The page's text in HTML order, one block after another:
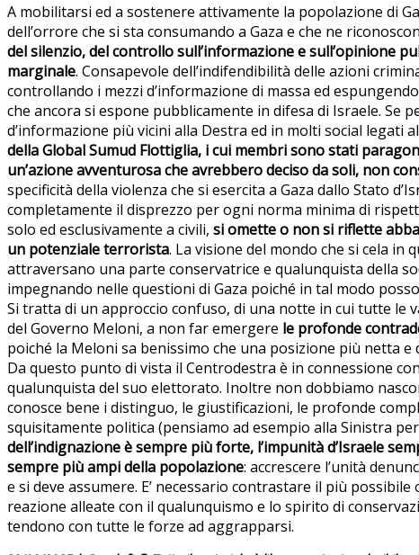
A mobilitarsi ed a sostenere attivamente la popolazione di
dell’orrore che si sta consumando a Gaza e che ne
del silenzio, del controllo sull’informazione e sull’opinione
marginale. Consapevole dell’indifendibilità delle azioni
controllando i mezzi d’informazione di massa ed
che ancora si espone pubblicamente in difesa di Israele. Se
d’informazione più vicini alla Destra ed in molti social legati
della Global Sumud Flottiglia, i cui membri sono stati
un’azione avventurosa che avrebbero deciso da soli, non
specificità della violenza che si esercita a Gaza dallo Stato
completamente il disprezzo per ogni norma minima di
solo ed esclusivamente a civili, si omette o non si riflette
un potenziale terrorista. La visione del mondo che si cela in
attraversano una parte conservatrice e qualunquista della
impegnando nelle questioni di Gaza poiché in tal modo
Si tratta di un approccio confuso, di una notte in cui tutte le
del Governo Meloni, a non far emergere le profonde
poiché la Meloni sa benissimo che una posizione più netta
Da questo punto di vista il Centrodestra è in connessione
qualunquista del suo elettorato. Inoltre non dobbiamo
conosce bene i distinguo, le giustificazioni, le profonde
squisitamente politica (pensiamo ad esempio alla Sinistra
dell’indignazione è sempre più forte, l’impunità d’Israele
sempre più ampi della popolazione: accrescere l’unità
e si deve assumere. E’ necessario contrastare il più
reazione alleate con il qualunquismo e lo spirito di
tendono con tutte le forze ad aggrapparsi.